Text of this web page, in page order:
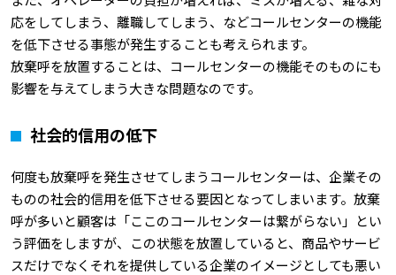
応をしてしまう、離職してしまう、などコールセンターの機能
を低下させる事態が発生することも考えられます。
放棄呼を放置することは、コールセンターの機能そのものにも
影響を与えてしまう大きな問題なのです。
社会的信用の低下
何度も放棄呼を発生させてしまうコールセンターは、企業その
ものの社会的信用を低下させる要因となってしまいます。放棄
呼が多いと顧客は「ここのコールセンターは繋がらない」とい
う評価をしますが、この状態を放置していると、商品やサービ
スだけでなくそれを提供している企業のイメージとしても悪い